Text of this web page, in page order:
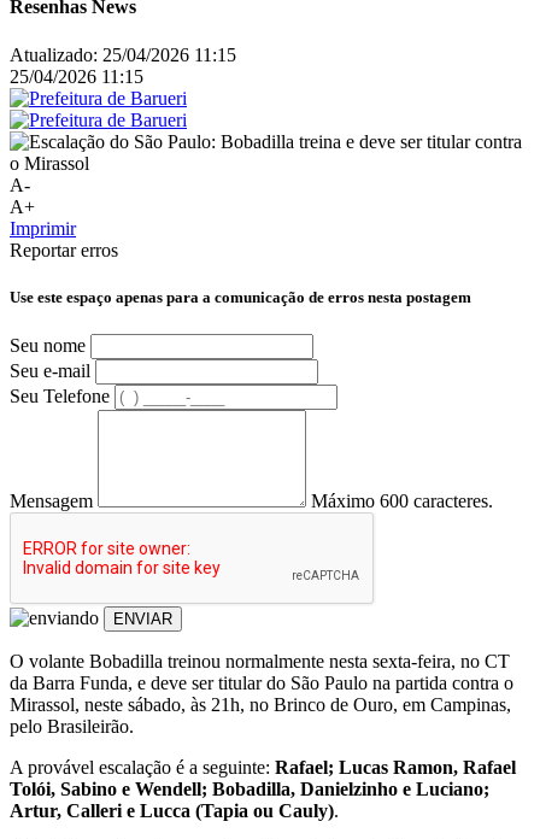
Resenhas News
Atualizado: 25/04/2026 11:15
25/04/2026 11:15
A-
A+
Imprimir
Reportar erros
Use este espaço apenas para a comunicação de erros nesta postagem
Seu nome
Seu e-mail
Seu Telefone
Mensagem Máximo 600 caracteres.
ENVIAR
O volante Bobadilla treinou normalmente nesta sexta-feira, no CT
da Barra Funda, e deve ser titular do São Paulo na partida contra o
Mirassol, neste sábado, às 21h, no Brinco de Ouro, em Campinas,
pelo Brasileirão.
A provável escalação é a seguinte: Rafael; Lucas Ramon, Rafael
Tolói, Sabino e Wendell; Bobadilla, Danielzinho e Luciano;
Artur, Calleri e Lucca (Tapia ou Cauly).